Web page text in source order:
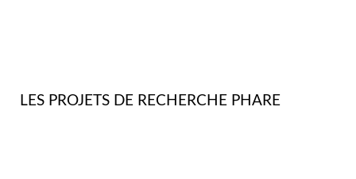
LES PROJETS DE RECHERCHE PHARE